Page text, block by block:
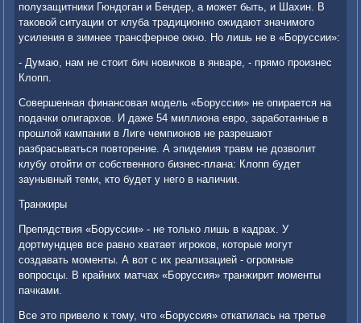
полузащитники Гюндоган и Бендер, а может быть, и Шахин. В
таковой ситуации от клуба традиционно ожидают значимого
усиления в зимнее трансферное окно. Но лишь не в «Боруссии»:
- Думаю, нам не стоит бич новичков в январе, - прямо произнес
Клопп.
Совершенная финансовая модель «Боруссии» не опирается на
подачки олигархов. И даже 54 миллиона евро, заработанные в
прошлой кампании в Лиге чемпионов не разрешают
разбрасываться повторение. А эпидемия травм не дозволит
клубу отойти от собственного бизнес-плана: Клопп будет
заунывный теми, кто будет у него в наличии.
Транжиры
Препядствия «Боруссии» - не только лишь в кадрах. У
дортмундцев все равно хватает игроков, которые могут
создавать моменты. А вот с их реализацией - огромные
вопросцы. В крайних матчах «Боруссия» транжирит моменты
пачками.
Все это привело к тому, что «Боруссия» откатилась на третье